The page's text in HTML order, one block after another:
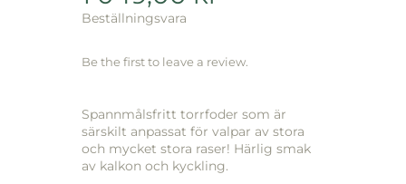
Beställningsvara
Be the first to leave a review.
Spannmålsfritt torrfoder som är
särskilt anpassat för valpar av stora
och mycket stora raser! Härlig smak
av kalkon och kyckling.